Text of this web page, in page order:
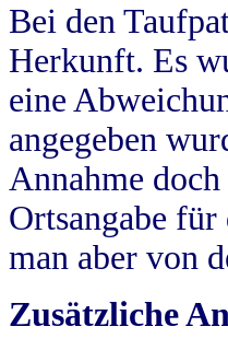
Bei den
Herkunft. Es
eine
angegeben
Annahme
Ortsangabe
man aber von
Zusätzliche